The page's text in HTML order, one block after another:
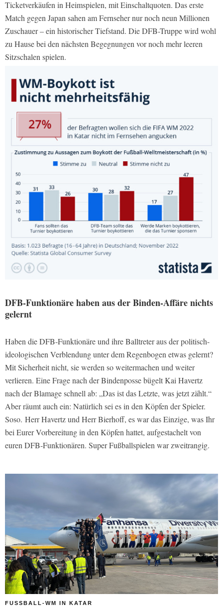
Ticketverkäufen in Heimspielen, mit Einschaltquoten. Das erste
Match gegen Japan sahen am Fernseher nur noch neun Millionen
Zuschauer – ein historischer Tiefstand. Die DFB-Truppe wird wohl
zu Hause bei den nächsten Begegnungen vor noch mehr leeren
Sitzschalen spielen.
DFB-Funktionäre haben aus der Binden-Affäre nichts
gelernt
Haben die DFB-Funktionäre und ihre Balltreter aus der politisch-
ideologischen Verblendung unter dem Regenbogen etwas gelernt?
Mit Sicherheit nicht, sie werden so weitermachen und weiter
verlieren. Eine Frage nach der Bindenposse bügelt Kai Havertz
nach der Blamage schnell ab: „Das ist das Letzte, was jetzt zählt.“
Aber räumt auch ein: Natürlich sei es in den Köpfen der Spieler.
Soso. Herr Havertz und Herr Bierhoff, es war das Einzige, was Ihr
bei Eurer Vorbereitung in den Köpfen hattet, aufgestachelt von
euren DFB-Funktionären. Super Fußballspielen war zweitrangig.
FUSSBALL-WM IN KATAR